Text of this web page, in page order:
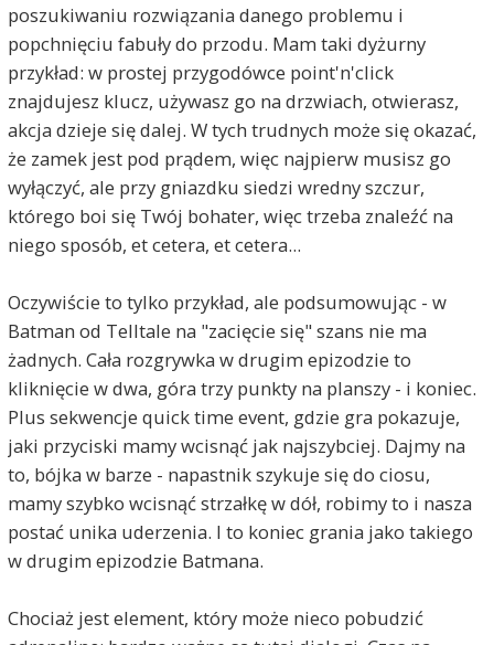
poszukiwaniu rozwiązania danego problemu i
popchnięciu fabuły do przodu. Mam taki dyżurny
przykład: w prostej przygodówce point'n'click
znajdujesz klucz, używasz go na drzwiach, otwierasz,
akcja dzieje się dalej. W tych trudnych może się okazać,
że zamek jest pod prądem, więc najpierw musisz go
wyłączyć, ale przy gniazdku siedzi wredny szczur,
którego boi się Twój bohater, więc trzeba znaleźć na
niego sposób, et cetera, et cetera...
Oczywiście to tylko przykład, ale podsumowując - w
Batman od Telltale na "zacięcie się" szans nie ma
żadnych. Cała rozgrywka w drugim epizodzie to
kliknięcie w dwa, góra trzy punkty na planszy - i koniec.
Plus sekwencje quick time event, gdzie gra pokazuje,
jaki przyciski mamy wcisnąć jak najszybciej. Dajmy na
to, bójka w barze - napastnik szykuje się do ciosu,
mamy szybko wcisnąć strzałkę w dół, robimy to i nasza
postać unika uderzenia. I to koniec grania jako takiego
w drugim epizodzie Batmana.
Chociaż jest element, który może nieco pobudzić